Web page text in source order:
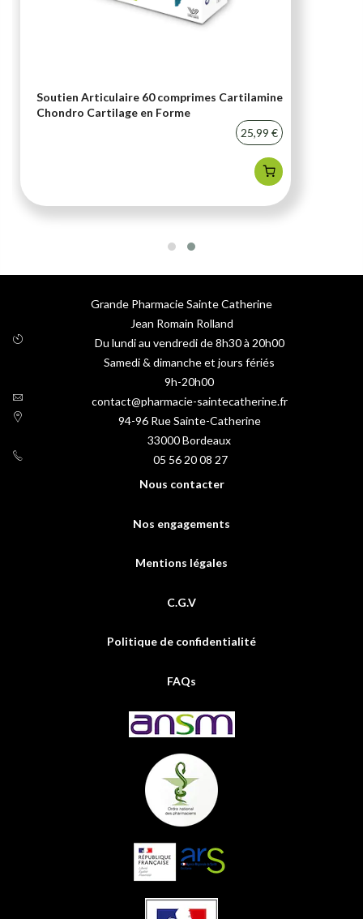
Soutien Articulaire 60 comprimes Cartilamine
Chondro Cartilage en Forme
25,99 €
Grande Pharmacie Sainte Catherine
Jean Romain Rolland
Du lundi au vendredi de 8h30 à 20h00
Samedi & dimanche et jours fériés
9h-20h00
contact@pharmacie-saintecatherine.fr
94-96 Rue Sainte-Catherine
33000Bordeaux
05 56 20 08 27
Nous contacter
Nos engagements
Mentions légales
C.G.V
Politique de confidentialité
FAQs